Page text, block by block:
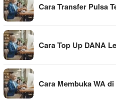
Cara Transfer Pulsa
Cara Top Up DANA
Cara Membuka WA